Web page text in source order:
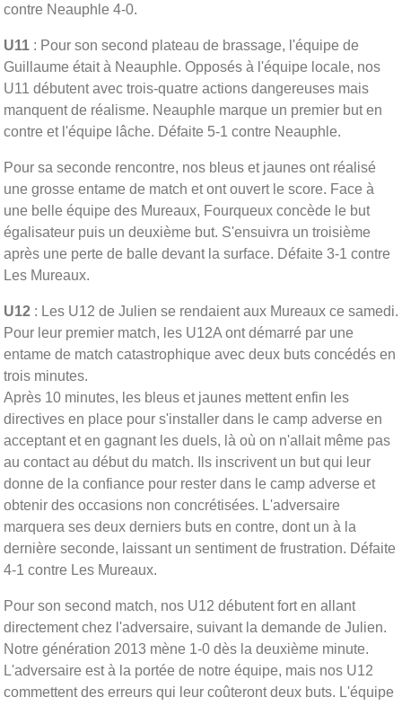
contre Neauphle 4-0.
U11 : Pour son second plateau de brassage, l'équipe de
Guillaume était à Neauphle. Opposés à l'équipe locale, nos
U11 débutent avec trois-quatre actions dangereuses mais
manquent de réalisme. Neauphle marque un premier but en
contre et l'équipe lâche. Défaite 5-1 contre Neauphle.
Pour sa seconde rencontre, nos bleus et jaunes ont réalisé
une grosse entame de match et ont ouvert le score. Face à
une belle équipe des Mureaux, Fourqueux concède le but
égalisateur puis un deuxième but. S'ensuivra un troisième
après une perte de balle devant la surface. Défaite 3-1 contre
Les Mureaux.
U12 : Les U12 de Julien se rendaient aux Mureaux ce samedi.
Pour leur premier match, les U12A ont démarré par une
entame de match catastrophique avec deux buts concédés en
trois minutes.
Après 10 minutes, les bleus et jaunes mettent enfin les
directives en place pour s'installer dans le camp adverse en
acceptant et en gagnant les duels, là où on n'allait même pas
au contact au début du match. Ils inscrivent un but qui leur
donne de la confiance pour rester dans le camp adverse et
obtenir des occasions non concrétisées. L'adversaire
marquera ses deux derniers buts en contre, dont un à la
dernière seconde, laissant un sentiment de frustration. Défaite
4-1 contre Les Mureaux.
Pour son second match, nos U12 débutent fort en allant
directement chez l'adversaire, suivant la demande de Julien.
Notre génération 2013 mène 1-0 dès la deuxième minute.
L'adversaire est à la portée de notre équipe, mais nos U12
commettent des erreurs qui leur coûteront deux buts. L'équipe